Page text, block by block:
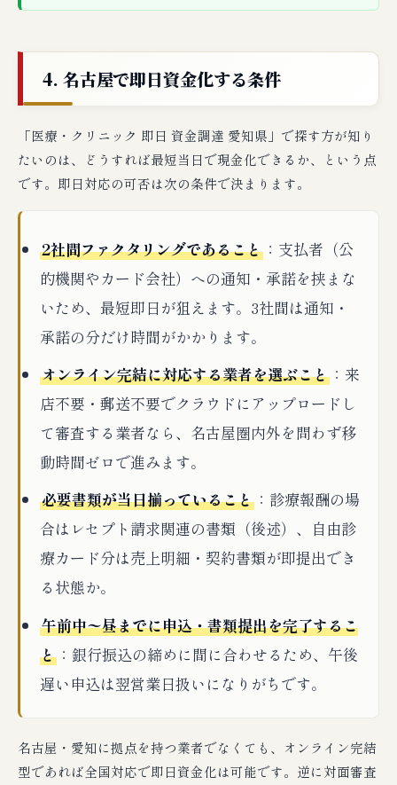
4. 名古屋で即日資金化する条件
「医療・クリニック 即日 資金調達 愛知県」で探す方が知り
たいのは、どうすれば最短当日で現金化できるか、という点
です。即日対応の可否は次の条件で決まります。
2社間ファクタリングであること ：支払者（公
的機関やカード会社）への通知・承諾を挟まな
いため、最短即日が狙えます。3社間は通知・
承諾の分だけ時間がかかります。
オンライン完結に対応する業者を選ぶこと ：来
店不要・郵送不要でクラウドにアップロードし
て審査する業者なら、名古屋圏内外を問わず移
動時間ゼロで進みます。
必要書類が当日揃っていること ：診療報酬の場
合はレセプト請求関連の書類（後述）、自由診
療カード分は売上明細・契約書類が即提出でき
る状態か。
午前中〜昼までに申込・書類提出を完了するこ
と ：銀行振込の締めに間に合わせるため、午後
遅い申込は翌営業日扱いになりがちです。
名古屋・愛知に拠点を持つ業者でなくても、オンライン完結
型であれば全国対応で即日資金化は可能です。逆に対面審査